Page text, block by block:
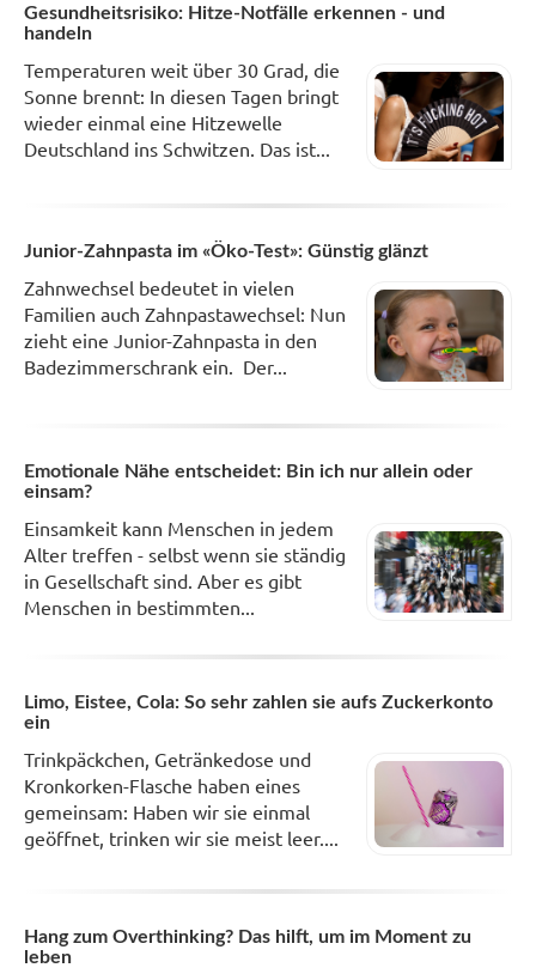
Gesundheitsrisiko: Hitze-Notfälle erkennen - und
handeln
Temperaturen weit über 30 Grad, die
Sonne brennt: In diesen Tagen bringt
wieder einmal eine Hitzewelle
Deutschland ins Schwitzen. Das ist...
Junior-Zahnpasta im «Öko-Test»: Günstig glänzt
Zahnwechsel bedeutet in vielen
Familien auch Zahnpastawechsel: Nun
zieht eine Junior-Zahnpasta in den
Badezimmerschrank ein. Der...
Emotionale Nähe entscheidet: Bin ich nur allein oder
einsam?
Einsamkeit kann Menschen in jedem
Alter treffen - selbst wenn sie ständig
in Gesellschaft sind. Aber es gibt
Menschen in bestimmten...
Limo, Eistee, Cola: So sehr zahlen sie aufs Zuckerkonto
ein
Trinkpäckchen, Getränkedose und
Kronkorken-Flasche haben eines
gemeinsam: Haben wir sie einmal
geöffnet, trinken wir sie meist leer....
Hang zum Overthinking? Das hilft, um im Moment zu
leben